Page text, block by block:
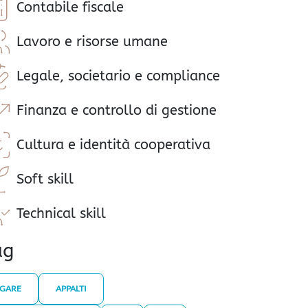
Contabile fiscale
Lavoro e risorse umane
Legale, societario e compliance
Finanza e controllo di gestione
Cultura e identità cooperativa
Soft skill
Technical skill
GARE APPALTI